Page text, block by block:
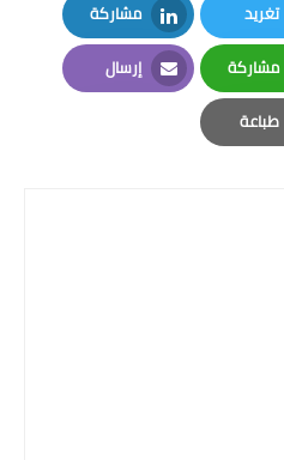
تغريد
Twitter
مشاركة
LinkedIn
مشاركة
Whatsapp
إرسال
Email
طباعة
Print